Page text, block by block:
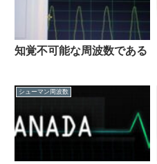
知覚不可能な周波数である
シューマン周波数